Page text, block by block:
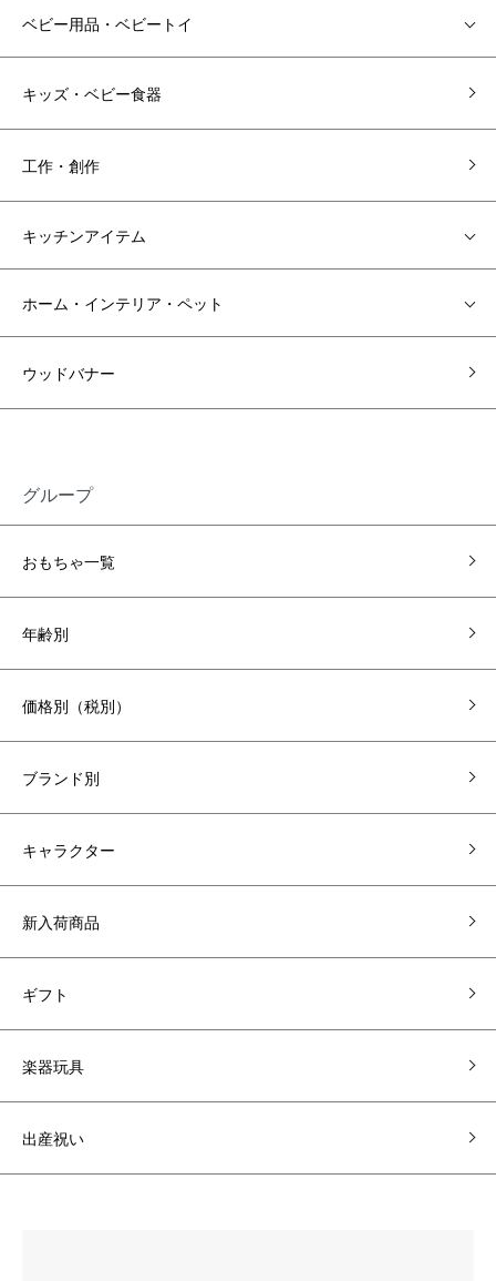
ベビー用品・ベビートイ
キッズ・ベビー食器
工作・創作
キッチンアイテム
ホーム・インテリア・ペット
ウッドバナー
グループ
おもちゃ一覧
年齢別
価格別（税別）
ブランド別
キャラクター
新入荷商品
ギフト
楽器玩具
出産祝い